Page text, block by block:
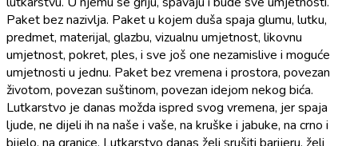
Paket bez nazivlja. Paket u kojem duša spaja glumu, lutku,
predmet, materijal, glazbu, vizualnu umjetnost, likovnu
umjetnost, pokret, ples, i sve još one nezamislive i moguće
umjetnosti u jednu. Paket bez vremena i prostora, povezan
životom, povezan suštinom, povezan idejom nekog bića.
Lutkarstvo je danas možda ispred svog vremena, jer spaja
ljude, ne dijeli ih na naše i vaše, na kruške i jabuke, na crno i
bijelo, na granice. Lutkarstvo danas želi srušiti barijeru, želi